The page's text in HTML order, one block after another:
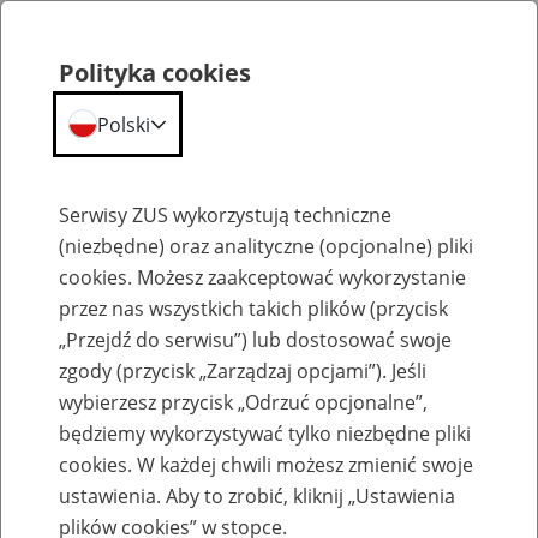
Emerytury
Baza zlikwidowanych lub
przekształconych zakładów pracy
Polityka cookies
Polski
Serwisy ZUS wykorzystują techniczne
(niezbędne) oraz analityczne (opcjonalne) pliki
cookies. Możesz zaakceptować wykorzystanie
przez nas wszystkich takich plików (przycisk
„Przejdź do serwisu”) lub dostosować swoje
zgody (przycisk „Zarządzaj opcjami”). Jeśli
wybierzesz przycisk „Odrzuć opcjonalne”,
będziemy wykorzystywać tylko niezbędne pliki
cookies. W każdej chwili możesz zmienić swoje
ustawienia. Aby to zrobić, kliknij „Ustawienia
plików cookies” w stopce.